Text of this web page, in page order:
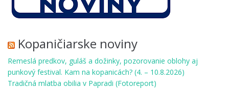
Kopaničiarske noviny
Remeslá predkov, guláš a dožinky, pozorovanie oblohy aj
punkový festival. Kam na kopanicách? (4. – 10.8.2026)
Tradičná mlatba obilia v Papradi (Fotoreport)